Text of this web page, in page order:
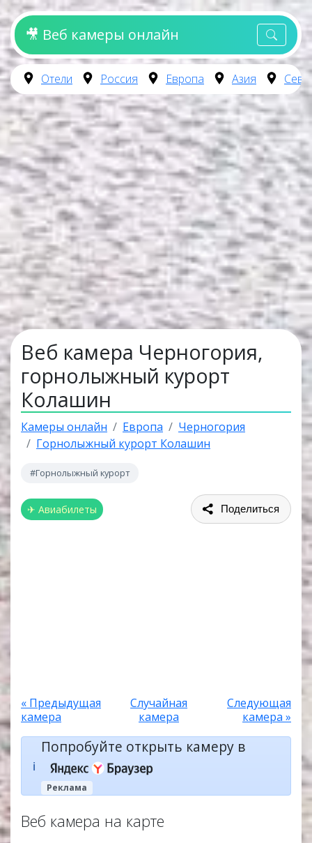
🎥 Веб камеры онлайн
Отели Россия Европа Азия
Веб камера Черногория,
горнолыжный курорт
Колашин
Камеры онлайн Европа
Черногория
Горнолыжный курорт Колашин
#Горнолыжный курорт
✈ Авиабилеты Поделиться
« Предыдущая
камера
Случайная
камера
Следующая
камера »
ℹ️
Попробуйте открыть камеру в
Реклама
Веб камера на карте